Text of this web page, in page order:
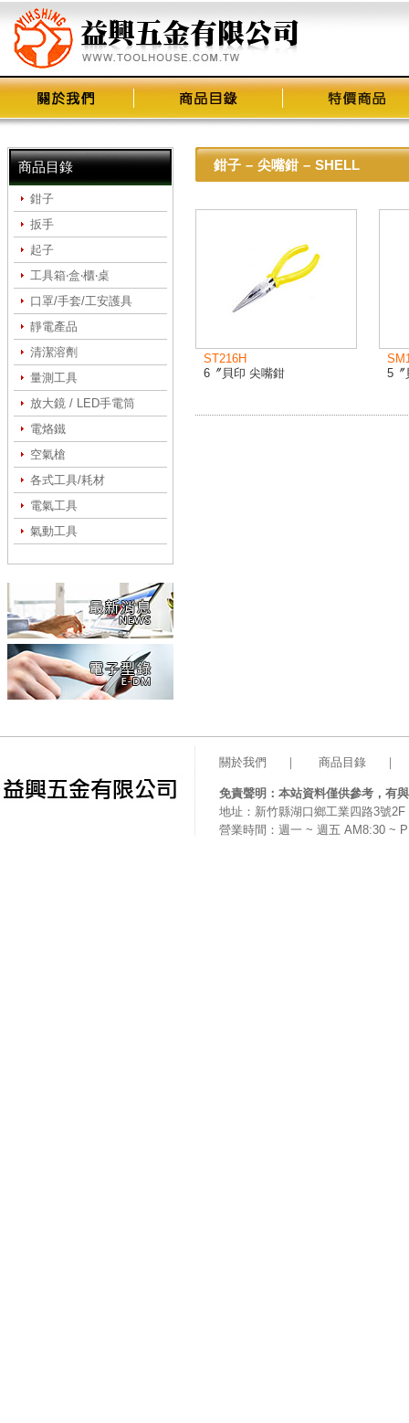
商品目錄
鉗子
扳手
起子
工具箱‧盒‧櫃‧桌
口罩/手套/工安護具
靜電產品
清潔溶劑
量測工具
放大鏡 / LED手電筒
電烙鐵
空氣槍
各式工具/耗材
電氣工具
氣動工具
鉗子 – 尖嘴鉗 – SHELL
ST216H
6〞貝印 尖嘴鉗
5〞
關於我們 ｜ 商品目錄 ｜
免責聲明：本站資料僅供參考，有
地址：新竹縣湖口鄉工業四路3號
營業時間：週一 ~ 週五 AM8:30 ~